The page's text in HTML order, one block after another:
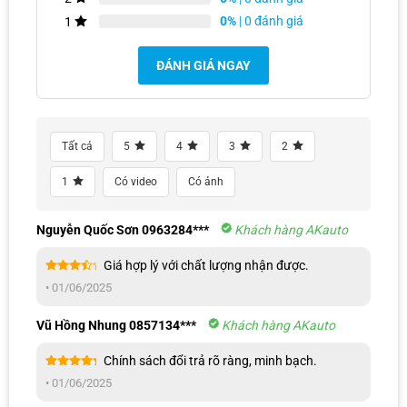
Bạn có thể nghe nhạc từ nhiều nguồn khác nhau như USB, thẻ nhớ,
dụng khác từ kho CH Play.
Màn Hình Android Kia Sportage giải trí
1
0% | 0 đánh giá
ĐÁNH GIÁ NGAY
Tất cả 5 4 3 2
1 Có video Có ảnh
Nguyễn Quốc Sơn 0963284*** Khách hàng AKauto
xếp
Giá hợp lý với chất lượng nhận được.
• 01/06/2025
Vũ Hồng Nhung 0857134*** Khách hàng AKauto
hạng55
Chính sách đổi trả rõ ràng, minh bạch.
• 01/06/2025